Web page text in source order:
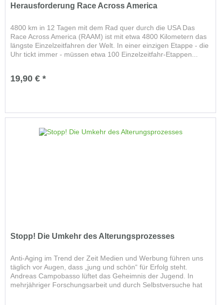
Herausforderung Race Across America
4800 km in 12 Tagen mit dem Rad quer durch die USA Das
Race Across America (RAAM) ist mit etwa 4800 Kilometern das
längste Einzelzeitfahren der Welt. In einer einzigen Etappe - die
Uhr tickt immer - müssen etwa 100 Einzelzeitfahr-Etappen...
19,90 € *
Stopp! Die Umkehr des Alterungsprozesses
Anti-Aging im Trend der Zeit Medien und Werbung führen uns
täglich vor Augen, dass „jung und schön“ für Erfolg steht.
Andreas Campobasso lüftet das Geheimnis der Jugend. In
mehrjähriger Forschungsarbeit und durch Selbstversuche hat